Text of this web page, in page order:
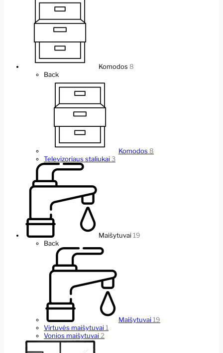
Komodos 8
Back
Komodos 8
Televizoriaus staliukai3
Maišytuvai19
Back
Maišytuvai19
Virtuvės maišytuvai1
Vonios maišytuvai2